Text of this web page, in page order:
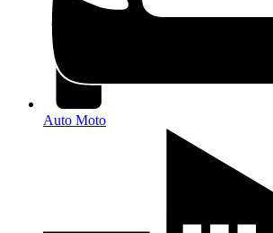
Auto Moto